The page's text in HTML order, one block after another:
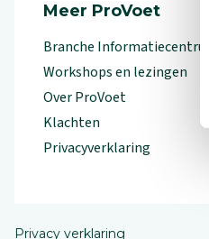
Meer ProVoet
Branche Informatiecentrum
Workshops en lezingen
Over ProVoet
Klachten
Privacyverklaring
Privacy verklaring